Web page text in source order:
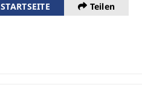
STARTSEITE Teilen